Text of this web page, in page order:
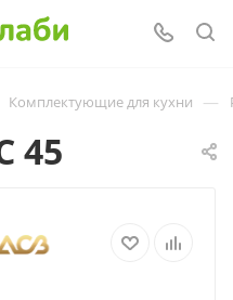
Комплектующие для кухни —
45